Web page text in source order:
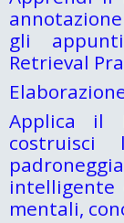
gli
Retrieval
Applica il
costruisci
intelligente
mentali,